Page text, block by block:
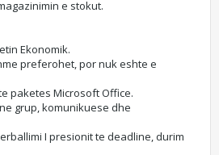
e stokut.
Ekonomik.
preferohet, por nuk eshte e
paketes Microsoft Office.
grup, komunikuese dhe
I presionit te deadline, durim